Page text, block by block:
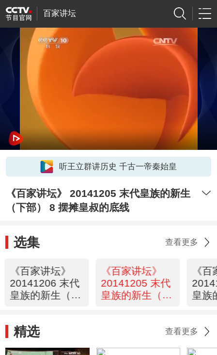
百家讲坛
听王立群讲历史 千古一帝秦始皇
《百家讲坛》 20141205 末代皇族的新生
（下部） 8 摆摊皇叔的底线
选集 查看更多
《百家讲坛》
20141206 末代
皇族的新生（下
《百家讲坛》
20141205 末代
皇族的新生（下
《
皇族
精选 查看更多